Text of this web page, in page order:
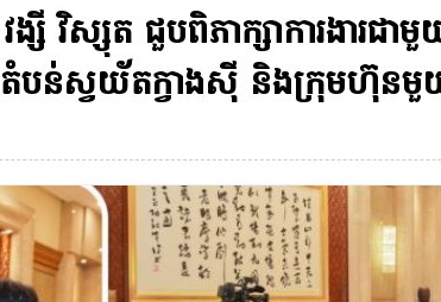
វង្សី វិស្សុត ជួបពិភាក្សាការងារជា
បន់ស្វយ័តក្វាងស៊ី និងក្រុមហ៊ុន